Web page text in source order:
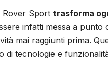
Rover Sport trasforma
infatti messa a
mai raggiunti prima.
di tecnologie e